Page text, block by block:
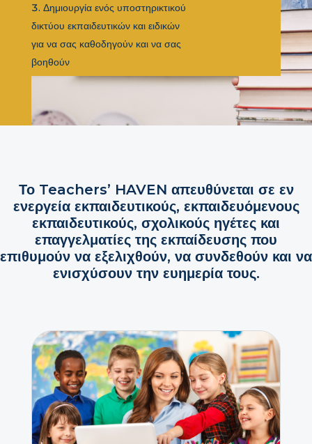
Δημιουργία ενός υποστηρικτικού
δικτύου εκπαιδευτικών και ειδικών
για να σας καθοδηγούν και να σας
βοηθούν
Το Teachers’ HAVEN απευθύνεται σε εν
ενεργεία εκπαιδευτικούς, εκπαιδευόμενους
εκπαιδευτικούς, σχολικούς ηγέτες και
επαγγελματίες της εκπαίδευσης που
επιθυμούν να εξελιχθούν, να συνδεθούν και να
ενισχύσουν την ευημερία τους.